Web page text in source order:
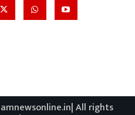
All rights